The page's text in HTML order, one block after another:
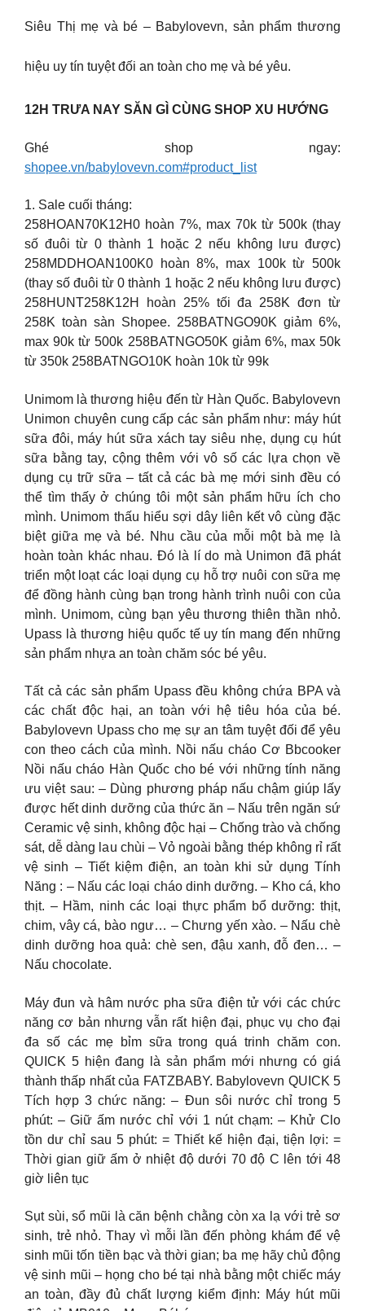
Siêu Thị mẹ và bé – Babylovevn, sản phẩm thương
hiệu uy tín tuyệt đối an toàn cho mẹ và bé yêu.
12H TRƯA NAY SĂN GÌ CÙNG SHOP XU HƯỚNG
Ghé shop ngay:
shopee.vn/babylovevn.com#product_list
1. Sale cuối tháng:
258HOAN70K12H0 hoàn 7%, max 70k từ 500k (thay
số đuôi từ 0 thành 1 hoặc 2 nếu không lưu được)
258MDDHOAN100K0 hoàn 8%, max 100k từ 500k
(thay số đuôi từ 0 thành 1 hoặc 2 nếu không lưu được)
258HUNT258K12H hoàn 25% tối đa 258K đơn từ
258K toàn sàn Shopee. 258BATNGO90K giảm 6%,
max 90k từ 500k 258BATNGO50K giảm 6%, max 50k
từ 350k 258BATNGO10K hoàn 10k từ 99k
Unimom là thương hiệu đến từ Hàn Quốc. Babylovevn
Unimon chuyên cung cấp các sản phẩm như: máy hút
sữa đôi, máy hút sữa xách tay siêu nhẹ, dụng cụ hút
sữa bằng tay, cộng thêm với vô số các lựa chọn về
dụng cụ trữ sữa – tất cả các bà mẹ mới sinh đều có
thể tìm thấy ở chúng tôi một sản phẩm hữu ích cho
mình. Unimom thấu hiểu sợi dây liên kết vô cùng đặc
biệt giữa mẹ và bé. Nhu cầu của mỗi một bà mẹ là
hoàn toàn khác nhau. Đó là lí do mà Unimon đã phát
triển một loạt các loại dụng cụ hỗ trợ nuôi con sữa mẹ
để đồng hành cùng bạn trong hành trình nuôi con của
mình. Unimom, cùng bạn yêu thương thiên thần nhỏ.
Upass là thương hiệu quốc tế uy tín mang đến những
sản phẩm nhựa an toàn chăm sóc bé yêu.
Tất cả các sản phẩm Upass đều không chứa BPA và
các chất độc hại, an toàn với hệ tiêu hóa của bé.
Babylovevn Upass cho mẹ sự an tâm tuyệt đối để yêu
con theo cách của mình. Nồi nấu cháo Cơ Bbcooker
Nồi nấu cháo Hàn Quốc cho bé với những tính năng
ưu việt sau: – Dùng phương pháp nấu chậm giúp lấy
được hết dinh dưỡng của thức ăn – Nấu trên ngăn sứ
Ceramic vệ sinh, không độc hại – Chống trào và chống
sát, dễ dàng lau chùi – Vỏ ngoài bằng thép không rỉ rất
vệ sinh – Tiết kiệm điện, an toàn khi sử dụng Tính
Năng : – Nấu các loại cháo dinh dưỡng. – Kho cá, kho
thịt. – Hầm, ninh các loại thực phẩm bổ dưỡng: thịt,
chim, vây cá, bào ngư… – Chưng yến xào. – Nấu chè
dinh dưỡng hoa quả: chè sen, đậu xanh, đỗ đen… –
Nấu chocolate.
Máy đun và hâm nước pha sữa điện tử với các chức
năng cơ bản nhưng vẫn rất hiện đại, phục vụ cho đại
đa số các mẹ bỉm sữa trong quá trinh chăm con.
QUICK 5 hiện đang là sản phẩm mới nhưng có giá
thành thấp nhất của FATZBABY. Babylovevn QUICK 5
Tích hợp 3 chức năng: – Đun sôi nước chỉ trong 5
phút: – Giữ ấm nước chỉ với 1 nút chạm: – Khử Clo
tồn dư chỉ sau 5 phút: = Thiết kế hiện đại, tiện lợi: =
Thời gian giữ ấm ở nhiệt độ dưới 70 độ C lên tới 48
giờ liên tục
Sụt sùi, sổ mũi là căn bệnh chằng còn xa lạ với trẻ sơ
sinh, trẻ nhỏ. Thay vì mỗi lần đến phòng khám để vệ
sinh mũi tốn tiền bạc và thời gian; ba mẹ hãy chủ động
vệ sinh mũi – họng cho bé tại nhà bằng một chiếc máy
an toàn, đầy đủ chất lượng kiểm định: Máy hút mũi